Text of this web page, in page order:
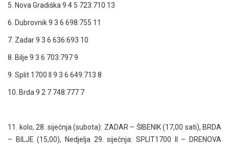
5. Nova Gradiška 9 4 5 723:710 13
6. Dubrovnik 9 3 6 698:755 11
7. Zadar 9 3 6 636:693 10
8. Bilje 9 3 6 703:797 9
9. Split 1700 II 9 3 6 649:713 8
10. Brda 9 2 7 748:777 7
11. kolo, 28. siječnja (subota): ZADAR – ŠIBENIK (17,00 sati), BRDA
– BILJE (15,00), Nedjelja 29. siječnja: SPLIT1700 II – DRENOVA